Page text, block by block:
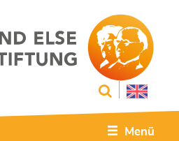
Menü